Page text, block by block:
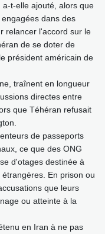
t-elle ajouté, alors que
dans des
relancer l'accord sur le
de se doter de
président américain de
traînent en longueur
directes entre
que Téhéran refusait
de passeports
ce que des ONG
d'otages destinée à
En prison ou
que leurs
ou atteinte à la
en Iran à ne pas